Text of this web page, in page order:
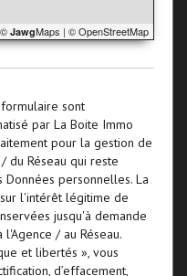
© JawgMaps | © OpenStreetMap
sont
par La Boite Immo
pour la gestion de
du Réseau qui reste
personnelles. La
l'intérêt légitime de
jusqu'à demande
/ au Réseau.
et libertés », vous
d’effacement,